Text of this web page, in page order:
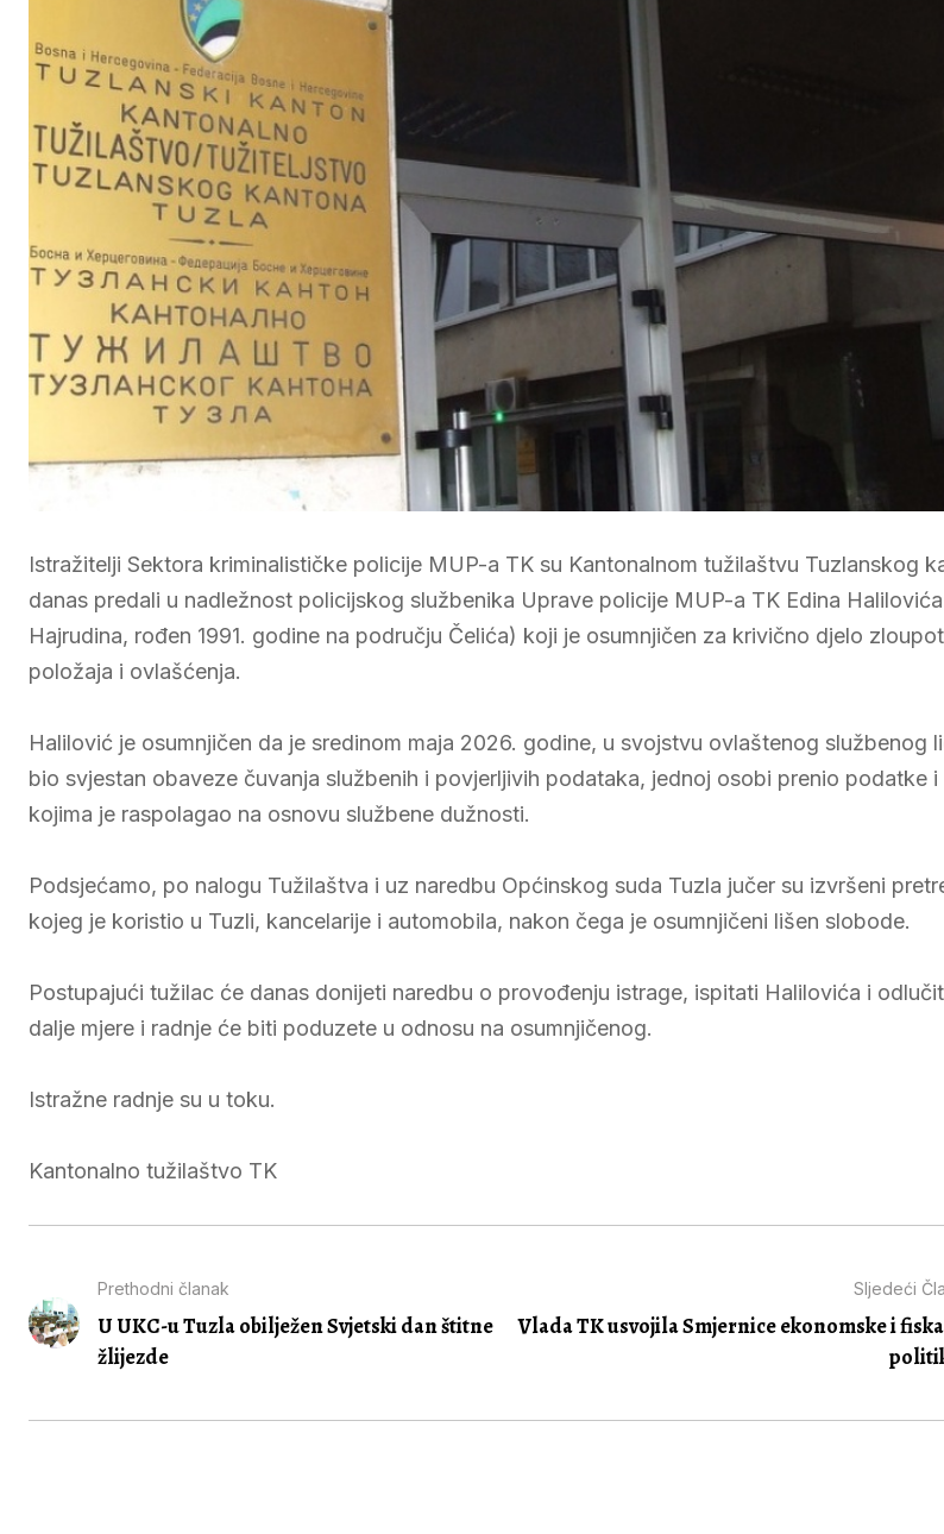
Istražitelji Sektora kriminalističke policije MUP-a TK su Kantonalnom tužilaštvu Tuzlanskog
danas predali u nadležnost policijskog službenika Uprave policije MUP-a TK Edina
Hajrudina, rođen 1991. godine na području Čelića) koji je osumnjičen za krivično djelo
položaja i ovlašćenja.
Halilović je osumnjičen da je sredinom maja 2026. godine, u svojstvu ovlaštenog službenog
bio svjestan obaveze čuvanja službenih i povjerljivih podataka, jednoj osobi prenio podatke i
kojima je raspolagao na osnovu službene dužnosti.
Podsjećamo, po nalogu Tužilaštva i uz naredbu Općinskog suda Tuzla jučer su izvršeni
kojeg je koristio u Tuzli, kancelarije i automobila, nakon čega je osumnjičeni lišen slobode.
Postupajući tužilac će danas donijeti naredbu o provođenju istrage, ispitati Halilovića i
dalje mjere i radnje će biti poduzete u odnosu na osumnjičenog.
Istražne radnje su u toku.
Kantonalno tužilaštvo TK
Prethodni članak
U UKC-u Tuzla obilježen Svjetski dan štitne
žlijezde
Sljedeći
Vlada TK usvojila Smjernice ekonomske i